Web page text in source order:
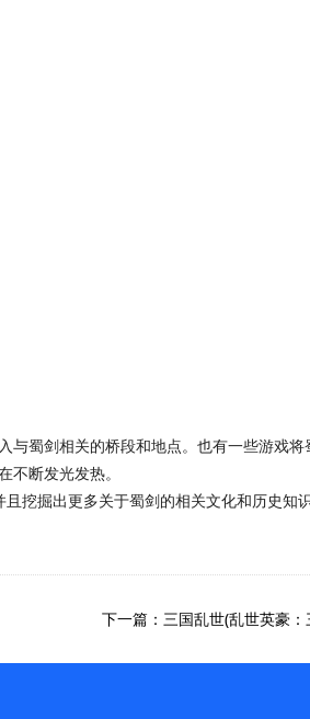
与蜀剑相关的桥段和地点。也有一些游戏
断发光发热。
挖掘出更多关于蜀剑的相关文化和历史知
下一篇：三国乱世(乱世英豪